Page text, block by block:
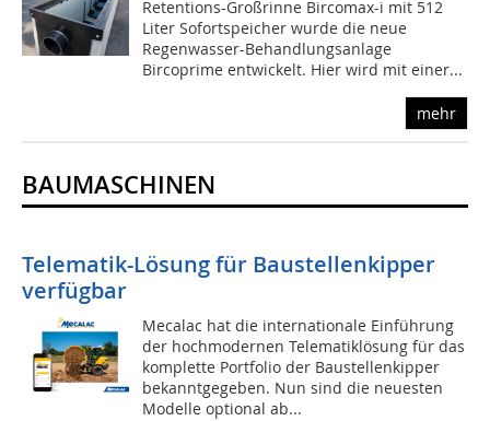
Retentions-Großrinne Bircomax-i mit 512
Liter Sofortspeicher wurde die neue
Regenwasser-Behandlungsanlage
Bircoprime entwickelt. Hier wird mit einer...
mehr
BAUMASCHINEN
Telematik-Lösung für Baustellenkipper
verfügbar
Mecalac hat die internationale Einführung
der hochmodernen Telematiklösung für das
komplette Portfolio der Baustellenkipper
bekanntgegeben. Nun sind die neuesten
Modelle optional ab...